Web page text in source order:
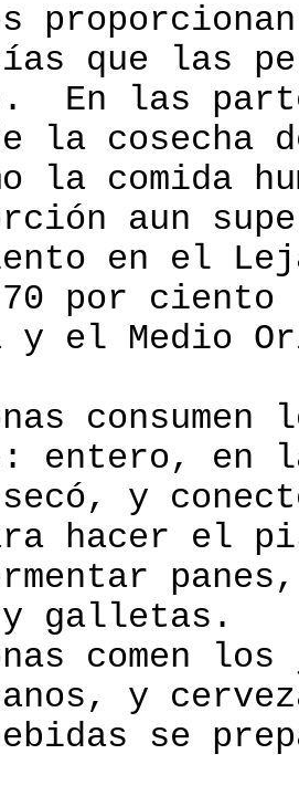
que las
En las
la cosecha
la comida
aun
en el
por ciento
y el Medio
entero, en
y
hacer el
galletas.
comen
y
se